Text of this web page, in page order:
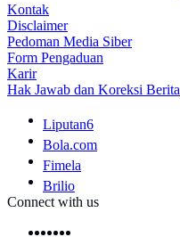
Kontak
Disclaimer
Pedoman Media Siber
Form Pengaduan
Karir
Hak Jawab dan Koreksi Berita
Liputan6
Bola.com
Fimela
Brilio
Connect with us